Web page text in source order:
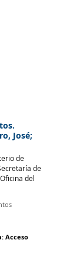
José;
de
de
del
Acceso